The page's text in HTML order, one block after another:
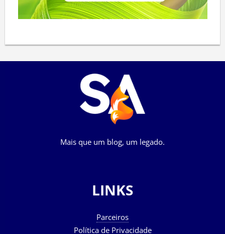
Mais que um blog, um legado.
LINKS
Parceiros